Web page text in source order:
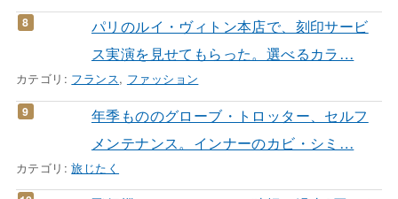
パリのルイ・ヴィトン本店で、刻印サービ
ス実演を見せてもらった。選べるカラ…
カテゴリ: フランス, ファッション
年季もののグローブ・トロッター、セルフ
メンテナンス。インナーのカビ・シミ…
カテゴリ:旅じたく